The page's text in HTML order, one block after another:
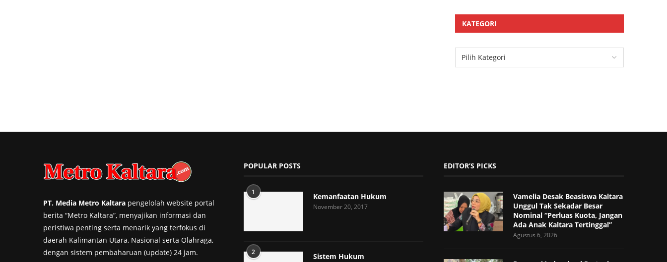
KATEGORI
PT. Media Metro Kaltara pengelolah website portal
berita “Metro Kaltara”, menyajikan informasi dan
peristiwa penting serta menarik yang terfokus di
daerah Kalimantan Utara, Nasional serta Olahraga,
dengan sistem pembaharuan (update) 24 jam.
POPULAR POSTS
1 Kemanfaatan Hukum
November 20, 2017
2 Sistem Hukum
EDITOR’S PICKS
Vamelia Desak Beasiswa Kaltara
Unggul Tak Sekadar Besar
Nominal “Perluas Kuota, Jangan
Ada Anak Kaltara Tertinggal”
Agustus 6, 2026